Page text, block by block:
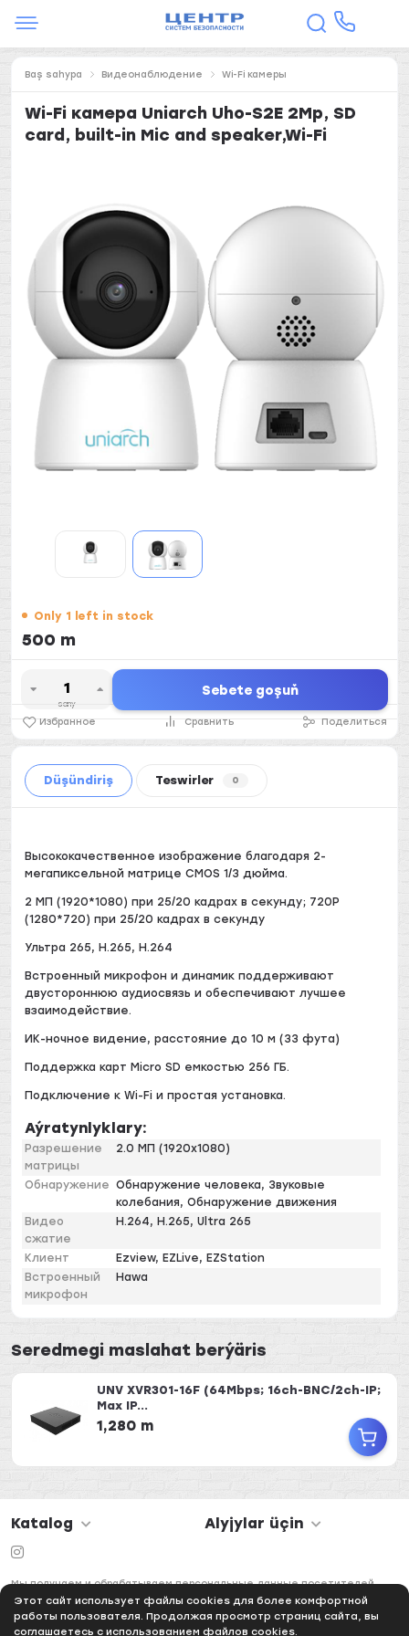
Этот сайт использует файлы cookies для более комфортной
работы пользователя. Продолжая просмотр страниц сайта, вы
соглашаетесь с использованием файлов cookies.
Baş sahypa Видеонаблюдение Wi-Fi камеры
Wi-Fi камера Uniarch Uho-S2E 2Mp, SD
card, built-in Mic and speaker,Wi-Fi
Only 1 left in stock
500 m
sany
Sebete goşuň
Избранное Сравнить Поделиться
Düşündiriş Teswirler 0
Высококачественное изображение благодаря 2-
мегапиксельной матрице CMOS 1/3 дюйма.
2 МП (1920*1080) при 25/20 кадрах в секунду; 720P
(1280*720) при 25/20 кадрах в секунду
Ультра 265, H.265, H.264
Встроенный микрофон и динамик поддерживают
двустороннюю аудиосвязь и обеспечивают лучшее
взаимодействие.
ИК-ночное видение, расстояние до 10 м (33 фута)
Поддержка карт Micro SD емкостью 256 ГБ.
Подключение к Wi-Fi и простая установка.
Aýratynlyklary:
Разрешение
матрицы
2.0 МП (1920х1080)
Обнаружение
Обнаружение человека, Звуковые
колебания, Обнаружение движения
Видео
сжатие
H.264, H.265, Ultra 265
Клиент
Ezview, EZLive, EZStation
Встроенный
микрофон
Hawa
Seredmegi maslahat berýäris
UNV XVR301-16F (64Mbps; 16ch-BNC/2ch-IP;
Max IP...
1,280 m
Katalog Alyjylar üçin
Мы получаем и обрабатываем персональные данные посетителей
нашего сайта в соответствии с официальной политикой